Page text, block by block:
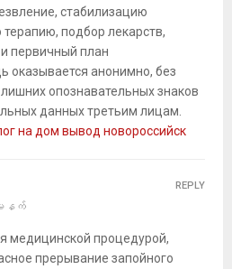
стабилизацию
подбор лекарств,
первичный план
оказывается анонимно, без
опознавательных знаков
данных третьим лицам.
на дом вывод новороссийск
မနက်
медицинской процедурой,
прерывание запойного
REPLY